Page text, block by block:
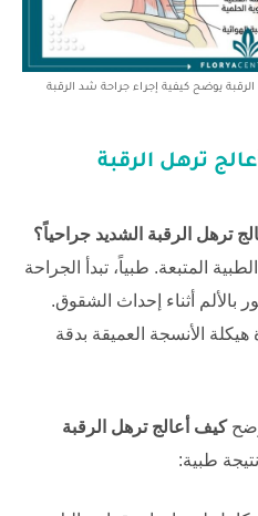
يوضح كيفية إجراء جراحة شد الرقبة
ترهل الرقبة
ترهل الرقبة الشديد جراحياً؟
المتبعة. طبياً، تبدأ الجراحة
أثناء إحداث الشقوق.
هيكلة الأنسجة العميقة بدقة
كيف أعالج ترهل الرقبة
طبية: